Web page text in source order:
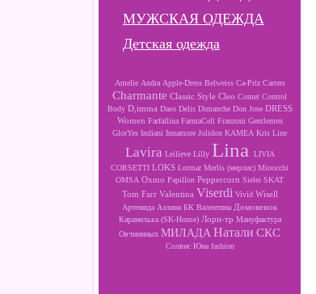
МУЖСКАЯ ОДЕЖДА
Детская одежда
Amelie Andra Apple-Dress Belweiss Ca-Priz Carters
Charmante Classic Style Cleo Comet Control
Body D,imma Daso Delis Dimanche Don Jose DRESS
Women Farfallina FarmaCell Franzoni Gentlemen
GlorYes Indiani Innamore Jolidon KAMEA Kris Line
Lavira Leilieve Lilly Lina
LIVIA
CORSETTI LOKS Lormar Merlis (мерлис) Mioocchi
OMSA Oxmo Papillon Peppercorn Sielei SKAT
Tom Farr Valentina Viserdi Vivid Wisell
Артемида Аэлина БК Валентина Домовенок
Карамелька (SK-House) Лори-тр Мануфактура
Овчининых МИЛАДА Натали СКС
Солвис Юна fashion